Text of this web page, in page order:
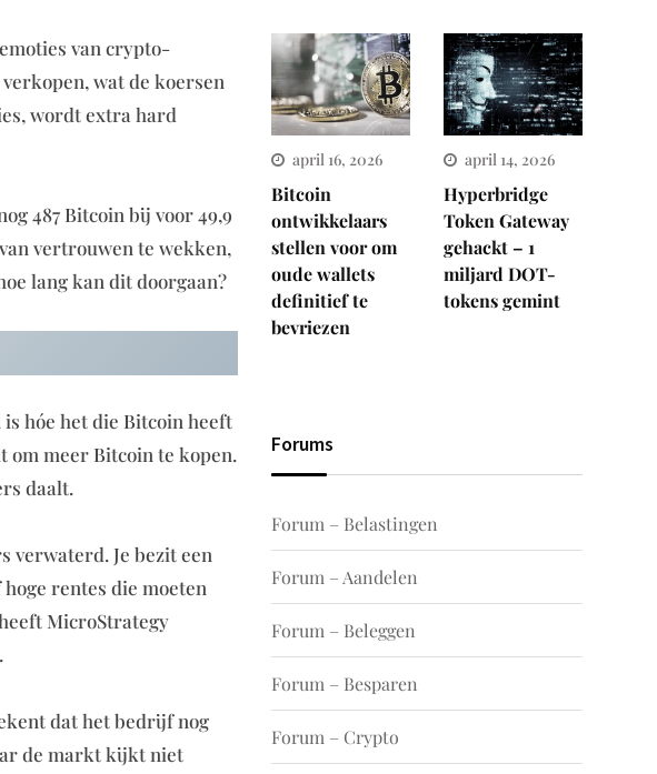
van crypto-
wat de koersen
wordt extra hard
487 Bitcoin bij voor 49,9
vertrouwen te wekken,
lang kan dit doorgaan?
hóe het die Bitcoin heeft
om meer Bitcoin te kopen.
daalt.
verwaterd. Je bezit een
rentes die moeten
MicroStrategy
dat het bedrijf nog
de markt kijkt niet
april 16, 2026
Bitcoin
ontwikkelaars
stellen voor om
oude wallets
definitief te
bevriezen
april 14, 2026
Hyperbridge
Token Gateway
gehackt – 1
miljard DOT-
tokens gemint
Forums
Forum – Belastingen
Forum – Aandelen
Forum – Beleggen
Forum – Besparen
Forum – Crypto